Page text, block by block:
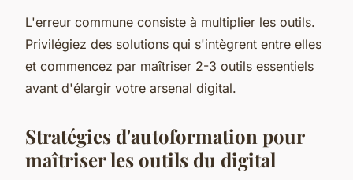
L'erreur commune consiste à multiplier les outils.
Privilégiez des solutions qui s'intègrent entre elles
et commencez par maîtriser 2-3 outils essentiels
avant d'élargir votre arsenal digital.
Stratégies d'autoformation pour
maîtriser les outils du digital